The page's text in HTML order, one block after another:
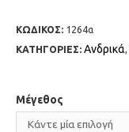
ΚΩΔΙΚΟΣ: 1264α
ΚΑΤΗΓΟΡΙΕΣ: Ανδρικά,
Μέγεθος